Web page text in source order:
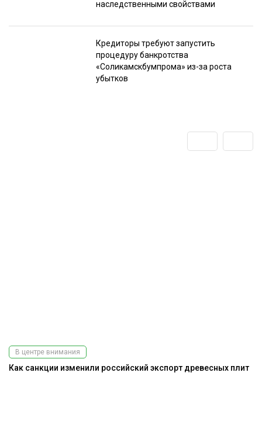
наследственными свойствами
Кредиторы требуют запустить
процедуру банкротства
«Соликамскбумпрома» из-за роста
убытков
В центре внимания
Как санкции изменили российский экспорт древесных плит